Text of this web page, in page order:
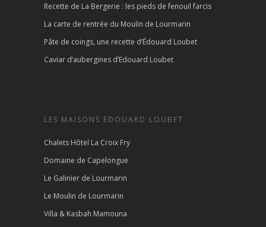
Recette de La Bergerie : les pieds de fenouil farcis
La carte de rentrée du Moulin de Lourmarin
Pâte de coings, une recette d’Édouard Loubet
Caviar d’aubergines d’Edouard Loubet
LES MAISONS EDOUARD LOUBET
Chalets Hôtel La Croix Fry
Domaine de Capelongue
Le Galinier de Lourmarin
Le Moulin de Lourmarin
Villa & Kasbah Mamouna